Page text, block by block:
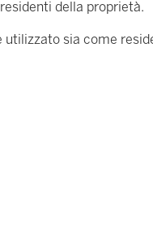
della proprietà.
utilizzato sia come